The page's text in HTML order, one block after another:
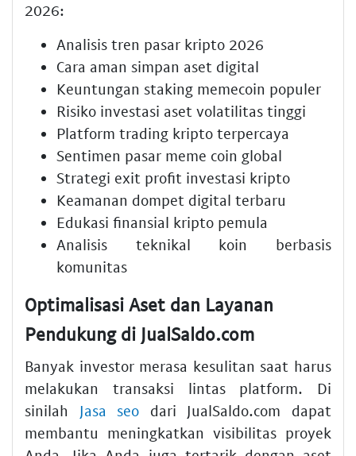
2026:
Analisis tren pasar kripto 2026
Cara aman simpan aset digital
Keuntungan staking memecoin populer
Risiko investasi aset volatilitas tinggi
Platform trading kripto terpercaya
Sentimen pasar meme coin global
Strategi exit profit investasi kripto
Keamanan dompet digital terbaru
Edukasi finansial kripto pemula
Analisis teknikal koin berbasis
komunitas
Optimalisasi Aset dan Layanan
Pendukung di JualSaldo.com
Banyak investor merasa kesulitan saat harus
melakukan transaksi lintas platform. Di
sinilah Jasa seo dari JualSaldo.com dapat
membantu meningkatkan visibilitas proyek